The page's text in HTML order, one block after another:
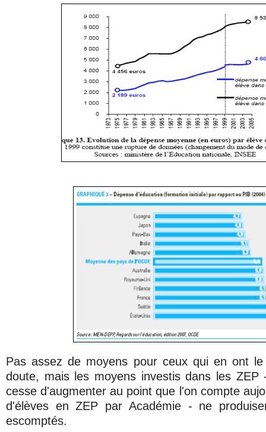
Pas assez de moyens pour ceux qui en ont
doute, mais les moyens investis dans les
cesse d'augmenter au point que l'on compte
d'élèves en ZEP par Académie - ne
escomptés.